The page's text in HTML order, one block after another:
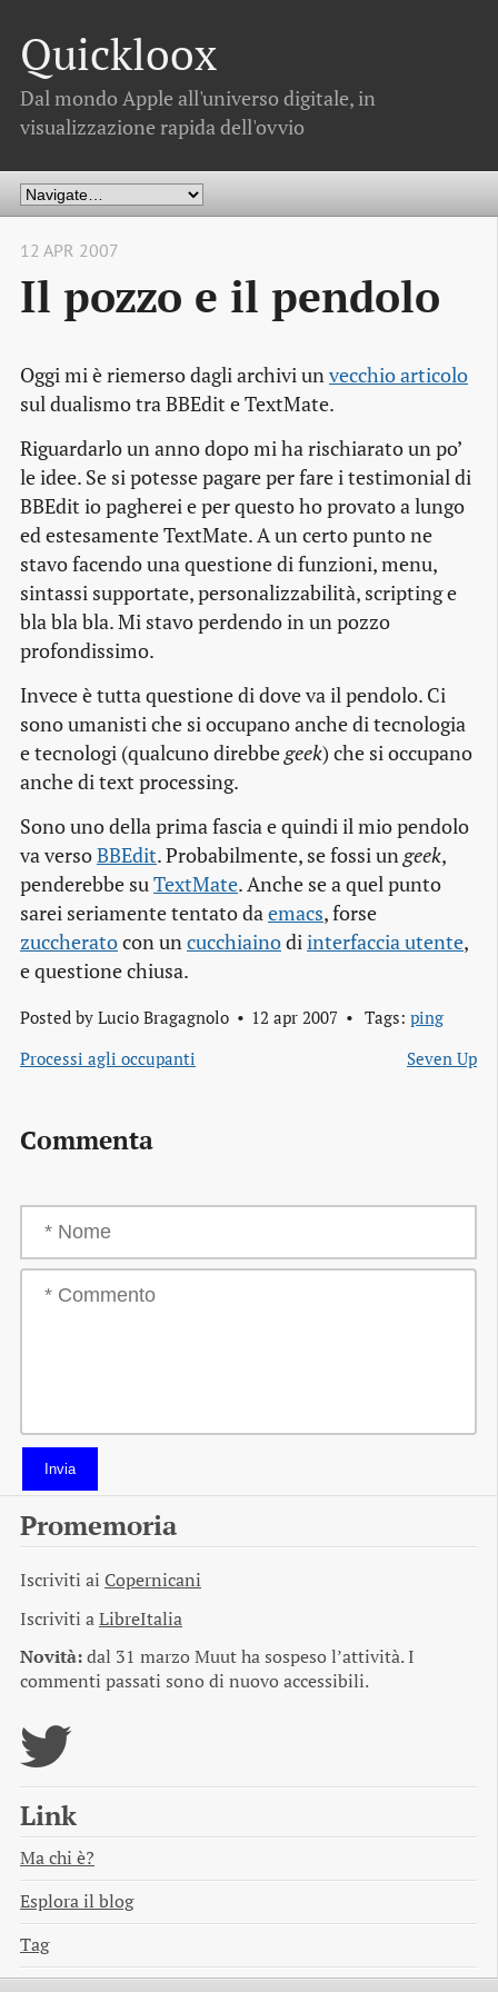
Quickloox
Dal mondo Apple all'universo digitale, in
visualizzazione rapida dell'ovvio
12 APR 2007
Il pozzo e il pendolo
Oggi mi è riemerso dagli archivi unvecchio articolo
sul dualismo tra BBEdit e TextMate.
Riguardarlo un anno dopo mi ha rischiarato un po’
le idee. Se si potesse pagare per fare i testimonial di
BBEdit io pagherei e per questo ho provato a lungo
ed estesamente TextMate. A un certo punto ne
stavo facendo una questione di funzioni, menu,
sintassi supportate, personalizzabilità, scripting e
bla bla bla. Mi stavo perdendo in un pozzo
profondissimo.
Invece è tutta questione di dove va il pendolo. Ci
sono umanisti che si occupano anche di tecnologia
e tecnologi (qualcuno direbbegeek) che si occupano
anche di text processing.
Sono uno della prima fascia e quindi il mio pendolo
va versoBBEdit. Probabilmente, se fossi ungeek,
penderebbe suTextMate. Anche se a quel punto
sarei seriamente tentato daemacs, forse
zuccheratocon uncucchiainodiinterfaccia utente,
e questione chiusa.
Posted by Lucio Bragagnolo 12 apr 2007 Tags: ping
Processi agli occupanti
Seven Up
Commenta
Invia
Promemoria
Iscriviti ai Copernicani
Iscriviti aLibreItalia
Novità:dal 31 marzo Muut ha sospeso l’attività. I
commenti passati sono di nuovo accessibili.
Link
Ma chi è?
Esplora il blog
Tag